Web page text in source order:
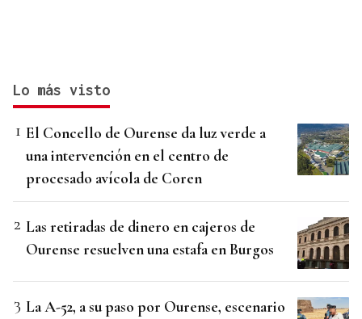
Lo más visto
El Concello de Ourense da luz verde a
una intervención en el centro de
procesado avícola de Coren
Las retiradas de dinero en cajeros de
Ourense resuelven una estafa en Burgos
La A-52, a su paso por Ourense, escenario